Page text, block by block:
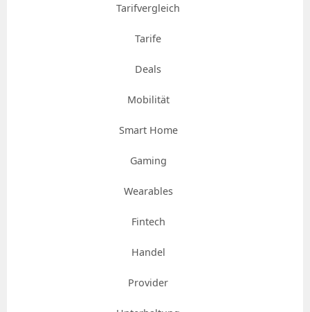
Tarifvergleich
Tarife
Deals
Mobilität
Smart Home
Gaming
Wearables
Fintech
Handel
Provider